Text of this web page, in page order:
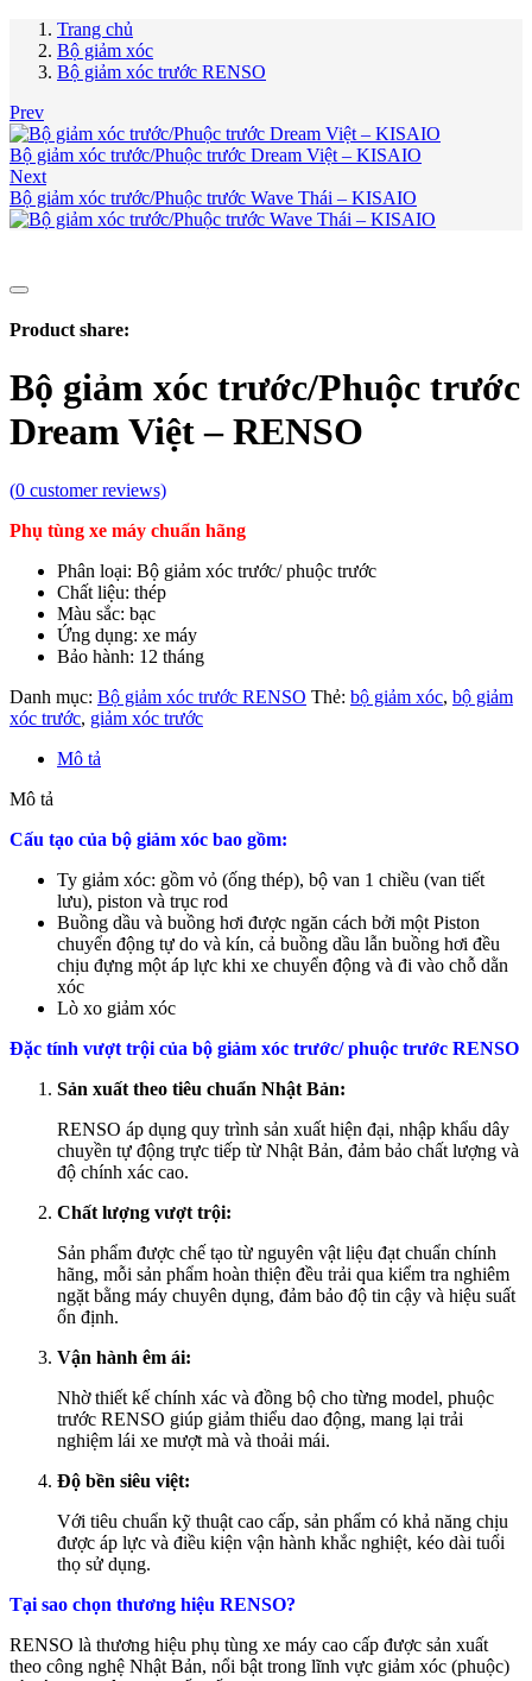
Trang chủ
Bộ giảm xóc
Bộ giảm xóc trước RENSO
Prev
Bộ giảm xóc trước/Phuộc trước Dream Việt – KISAIO
Next
Bộ giảm xóc trước/Phuộc trước Wave Thái – KISAIO
Product share:
Bộ giảm xóc trước/Phuộc trước
Dream Việt – RENSO
(0 customer reviews)
Phụ tùng xe máy chuẩn hãng
Phân loại: Bộ giảm xóc trước/ phuộc trước
Chất liệu: thép
Màu sắc: bạc
Ứng dụng: xe máy
Bảo hành: 12 tháng
Danh mục: Bộ giảm xóc trước RENSO Thẻ: bộ giảm xóc, bộ giảm
xóc trước, giảm xóc trước
Mô tả
Mô tả
Cấu tạo của bộ giảm xóc bao gồm:
Ty giảm xóc: gồm vỏ (ống thép), bộ van 1 chiều (van tiết
lưu), piston và trục rod
Buồng dầu và buồng hơi được ngăn cách bởi một Piston
chuyển động tự do và kín, cả buồng dầu lẫn buồng hơi đều
chịu đựng một áp lực khi xe chuyển động và đi vào chỗ dằn
xóc
Lò xo giảm xóc
Đặc tính vượt trội của bộ giảm xóc trước/ phuộc trước RENSO
Sản xuất theo tiêu chuẩn Nhật Bản:
RENSO áp dụng quy trình sản xuất hiện đại, nhập khẩu dây
chuyền tự động trực tiếp từ Nhật Bản, đảm bảo chất lượng và
độ chính xác cao.
Chất lượng vượt trội:
Sản phẩm được chế tạo từ nguyên vật liệu đạt chuẩn chính
hãng, mỗi sản phẩm hoàn thiện đều trải qua kiểm tra nghiêm
ngặt bằng máy chuyên dụng, đảm bảo độ tin cậy và hiệu suất
ổn định.
Vận hành êm ái:
Nhờ thiết kế chính xác và đồng bộ cho từng model, phuộc
trước RENSO giúp giảm thiểu dao động, mang lại trải
nghiệm lái xe mượt mà và thoải mái.
Độ bền siêu việt:
Với tiêu chuẩn kỹ thuật cao cấp, sản phẩm có khả năng chịu
được áp lực và điều kiện vận hành khắc nghiệt, kéo dài tuổi
thọ sử dụng.
Tại sao chọn thương hiệu RENSO?
RENSO là thương hiệu phụ tùng xe máy cao cấp được sản xuất
theo công nghệ Nhật Bản, nổi bật trong lĩnh vực giảm xóc (phuộc)